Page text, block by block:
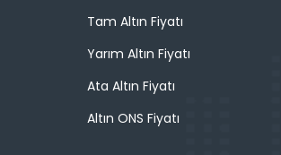
Tam Altın Fiyatı
Yarım Altın Fiyatı
Ata Altın Fiyatı
Altın ONS Fiyatı